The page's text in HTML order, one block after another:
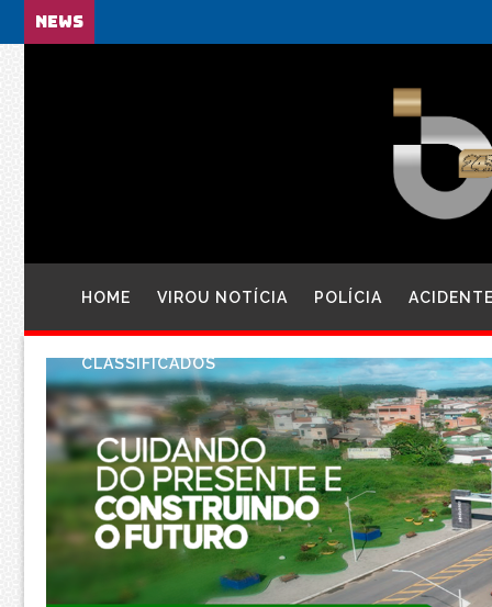
NEWS
HOME VIROU NOTÍCIA POLÍCIA
CLASSIFICADOS